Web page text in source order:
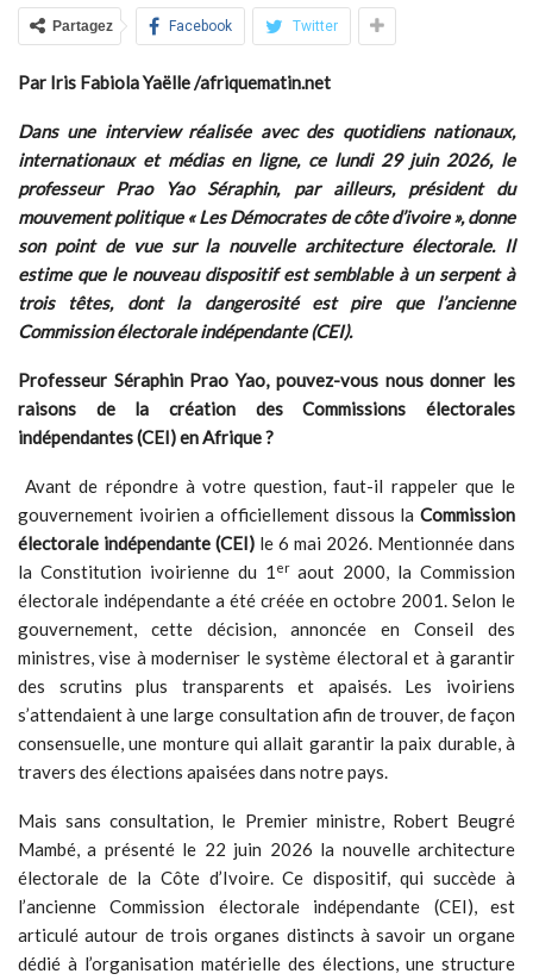
Partagez Facebook Twitter
Par Iris Fabiola Yaëlle /afriquematin.net
Dans une interview réalisée avec des quotidiens nationaux,
internationaux et médias en ligne, ce lundi 29 juin 2026, le
professeur Prao Yao Séraphin, par ailleurs, président du
mouvement politique « Les Démocrates de côte d’ivoire », donne
son point de vue sur la nouvelle architecture électorale. Il
estime que le nouveau dispositif est semblable à un serpent à
trois têtes, dont la dangerosité est pire que l’ancienne
Commission électorale indépendante (CEI).
Professeur Séraphin Prao Yao, pouvez-vous nous donner les
raisons de la création des Commissions électorales
indépendantes (CEI) en Afrique ?
Avant de répondre à votre question, faut-il rappeler que le
gouvernement ivoirien a officiellement dissous la Commission
électorale indépendante (CEI) le 6 mai 2026. Mentionnée dans
la Constitution ivoirienne du 1 eraout 2000, la Commission
électorale indépendante a été créée en octobre 2001. Selon le
gouvernement, cette décision, annoncée en Conseil des
ministres, vise à moderniser le système électoral et à garantir
des scrutins plus transparents et apaisés. Les ivoiriens
s’attendaient à une large consultation afin de trouver, de façon
consensuelle, une monture qui allait garantir la paix durable, à
travers des élections apaisées dans notre pays.
Mais sans consultation, le Premier ministre, Robert Beugré
Mambé, a présenté le 22 juin 2026 la nouvelle architecture
électorale de la Côte d’Ivoire. Ce dispositif, qui succède à
l’ancienne Commission électorale indépendante (CEI), est
articulé autour de trois organes distincts à savoir un organe
dédié à l’organisation matérielle des élections, une structure